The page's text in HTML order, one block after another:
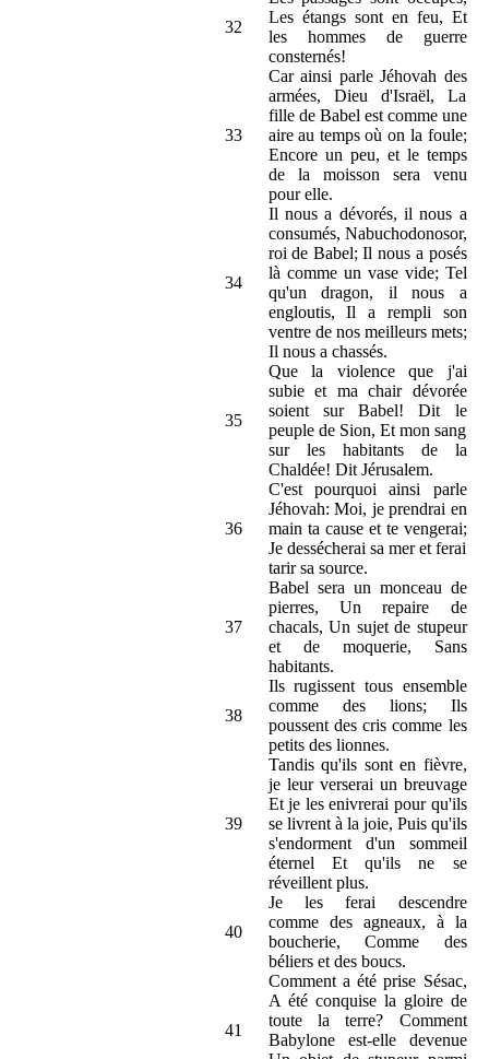
32
Les étangs sont en feu, Et
les hommes de guerre
consternés!
33
Car ainsi parle Jéhovah des
armées, Dieu d'Israël, La
fille de Babel est comme une
aire au temps où on la foule;
Encore un peu, et le temps
de la moisson sera venu
pour elle.
34
Il nous a dévorés, il nous a
consumés, Nabuchodonosor,
roi de Babel; Il nous a posés
là comme un vase vide; Tel
qu'un dragon, il nous a
engloutis, Il a rempli son
ventre de nos meilleurs mets;
Il nous a chassés.
35
Que la violence que j'ai
subie et ma chair dévorée
soient sur Babel! Dit le
peuple de Sion, Et mon sang
sur les habitants de la
Chaldée! Dit Jérusalem.
36
C'est pourquoi ainsi parle
Jéhovah: Moi, je prendrai en
main ta cause et te vengerai;
Je dessécherai sa mer et ferai
tarir sa source.
37
Babel sera un monceau de
pierres, Un repaire de
chacals, Un sujet de stupeur
et de moquerie, Sans
habitants.
38
Ils rugissent tous ensemble
comme des lions; Ils
poussent des cris comme les
petits des lionnes.
39
Tandis qu'ils sont en fièvre,
je leur verserai un breuvage
Et je les enivrerai pour qu'ils
se livrent à la joie, Puis qu'ils
s'endorment d'un sommeil
éternel Et qu'ils ne se
réveillent plus.
40
Je les ferai descendre
comme des agneaux, à la
boucherie, Comme des
béliers et des boucs.
41
Comment a été prise Sésac,
A été conquise la gloire de
toute la terre? Comment
Babylone est-elle devenue